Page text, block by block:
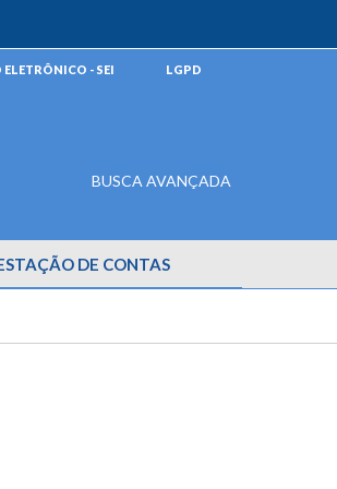
ELETRÔNICO - SEI LGPD
BUSCA AVANÇADA
DE CONTAS